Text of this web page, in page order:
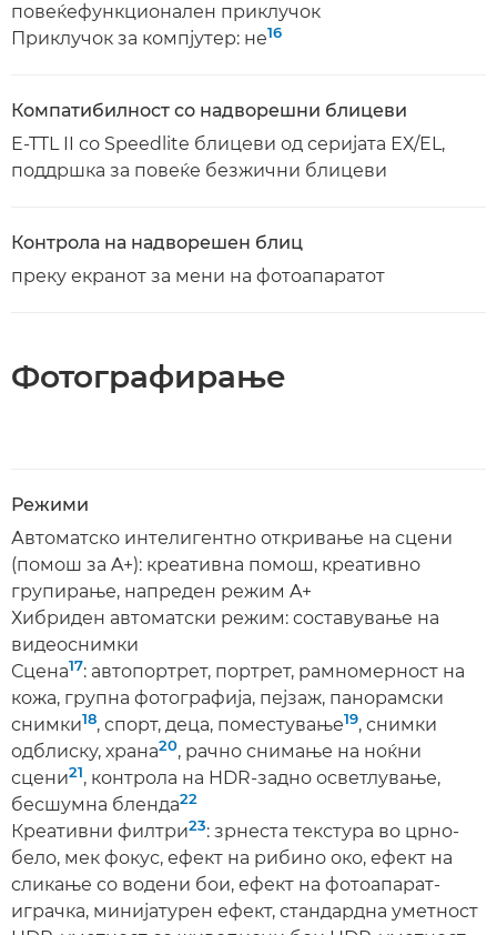
повеќефункционален приклучок
Приклучок за компјутер: не16
Компатибилност со надворешни блицеви
E-TTL II со Speedlite блицеви од серијата ЕХ/EL,
поддршка за повеќе безжични блицеви
Контрола на надворешен блиц
преку екранот за мени на фотоапаратот
Фотографирање
Режими
Автоматско интелигентно откривање на сцени
(помош за A+): креативна помош, креативно
групирање, напреден режим A+
Хибриден автоматски режим: составување на
видеоснимки
Сцена17: автопортрет, портрет, рамномерност на
кожа, групна фотографија, пејзаж, панорамски
снимки18, спорт, деца, поместување19, снимки
одблиску, храна20, рачно снимање на ноќни
сцени21, контрола на HDR-задно осветлување,
бесшумна бленда22
Креативни филтри23: зрнеста текстура во црно-
бело, мек фокус, ефект на рибино око, ефект на
сликање со водени бои, ефект на фотоапарат-
играчка, минијатурен ефект, стандардна уметност